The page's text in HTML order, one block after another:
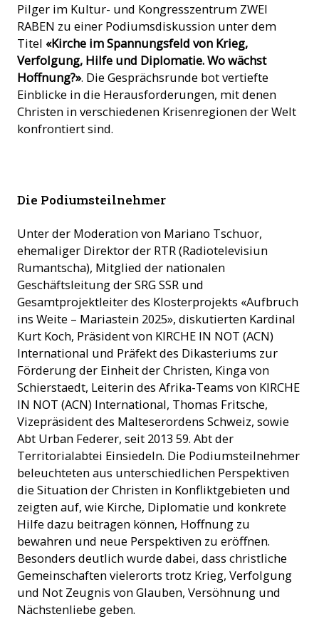
Pilger im Kultur- und Kongresszentrum ZWEI
RABEN zu einer Podiumsdiskussion unter dem
Titel «Kirche im Spannungsfeld von Krieg,
Verfolgung, Hilfe und Diplomatie. Wo wächst
Hoffnung?». Die Gesprächsrunde bot vertiefte
Einblicke in die Herausforderungen, mit denen
Christen in verschiedenen Krisenregionen der Welt
konfrontiert sind.
vom Kloster Einsiedeln beim Podium ©ACN
Die Podiumsteilnehmer
Unter der Moderation von Mariano Tschuor,
ehemaliger Direktor der RTR (Radiotelevisiun
Rumantscha), Mitglied der nationalen
Geschäftsleitung der SRG SSR und
Gesamtprojektleiter des Klosterprojekts «Aufbruch
ins Weite – Mariastein 2025», diskutierten Kardinal
Kurt Koch, Präsident von KIRCHE IN NOT (ACN)
International und Präfekt des Dikasteriums zur
Förderung der Einheit der Christen, Kinga von
Schierstaedt, Leiterin des Afrika-Teams von KIRCHE
IN NOT (ACN) International, Thomas Fritsche,
Vizepräsident des Malteserordens Schweiz, sowie
Abt Urban Federer, seit 2013 59. Abt der
Territorialabtei Einsiedeln. Die Podiumsteilnehmer
beleuchteten aus unterschiedlichen Perspektiven
die Situation der Christen in Konfliktgebieten und
zeigten auf, wie Kirche, Diplomatie und konkrete
Hilfe dazu beitragen können, Hoffnung zu
bewahren und neue Perspektiven zu eröffnen.
Besonders deutlich wurde dabei, dass christliche
Gemeinschaften vielerorts trotz Krieg, Verfolgung
und Not Zeugnis von Glauben, Versöhnung und
Nächstenliebe geben.